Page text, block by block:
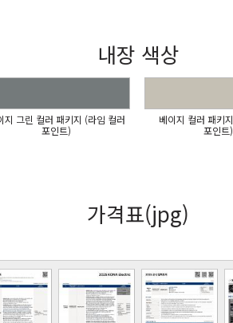
내장 색상
지 그린 컬러 패키지 (라임 컬러
포인트)
베이지 컬러 패키
포인트)
가격표(jpg)